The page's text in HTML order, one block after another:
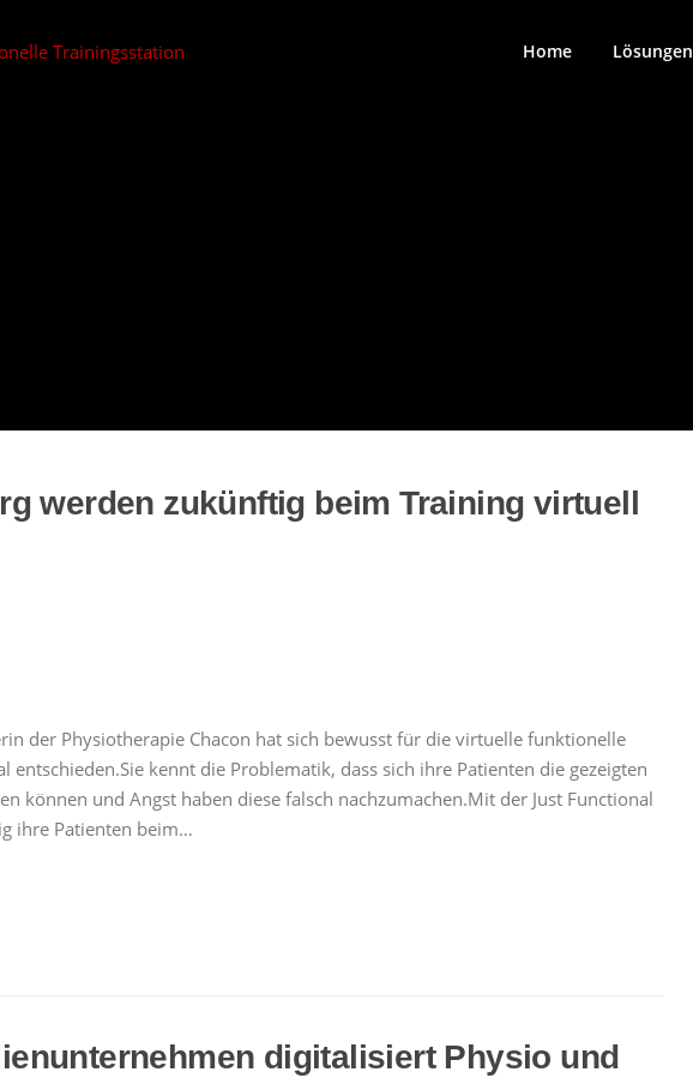
Home Lösungen
werden zukünftig beim Training virtuell
der Physiotherapie Chacon hat sich bewusst für die virtuelle funktionelle
entschieden.Sie kennt die Problematik, dass sich ihre Patienten die gezeigten
können und Angst haben diese falsch nachzumachen.Mit der Just Functional
ihre Patienten beim…
digitalisiert Physio und